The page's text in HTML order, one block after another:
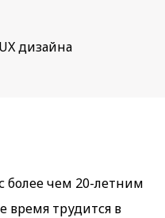
дизайна
более чем 20-летним
время трудится в